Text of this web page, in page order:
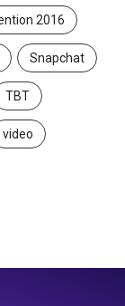
2016
Snapchat
TBT
video